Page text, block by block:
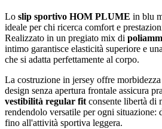
Lo slip sportivo HOM PLUME in blu
ideale per chi ricerca comfort e
Realizzato in un pregiato mix di
intimo garantisce elasticità superiore e
che si adatta perfettamente al corpo.
La costruzione in jersey offre
design senza apertura frontale assicura
vestibilità regular fitconsente libertà di
rendendolo versatile per ogni situazione:
fino all'attività sportiva leggera.